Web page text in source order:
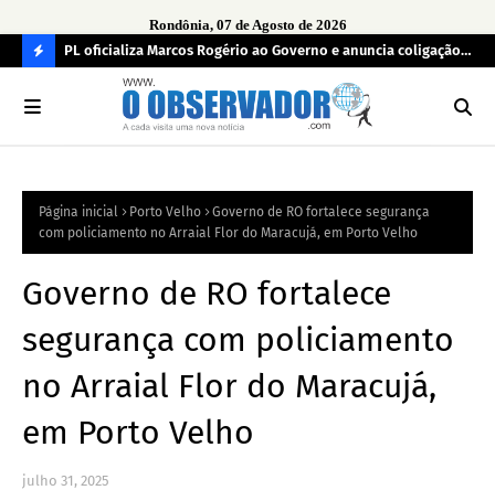
Rondônia, 07 de Agosto de 2026
O
R
PL oficializa Marcos Rogério ao Governo e anuncia coligação
com cinco partidos em Rondônia
Página inicial Porto Velho
Governo de RO fortalece segurança
com policiamento no Arraial Flor do Maracujá, em Porto Velho
Governo de RO fortalece
segurança com policiamento
no Arraial Flor do Maracujá,
em Porto Velho
julho 31, 2025